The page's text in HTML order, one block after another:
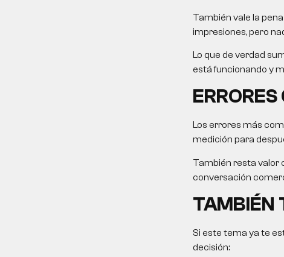
También vale la
impresiones, pero
Lo que de verdad
está funcionando y
Los errores más
medición para
También resta valor
conversación
TAMBIÉN
Si este tema ya te
decisión: